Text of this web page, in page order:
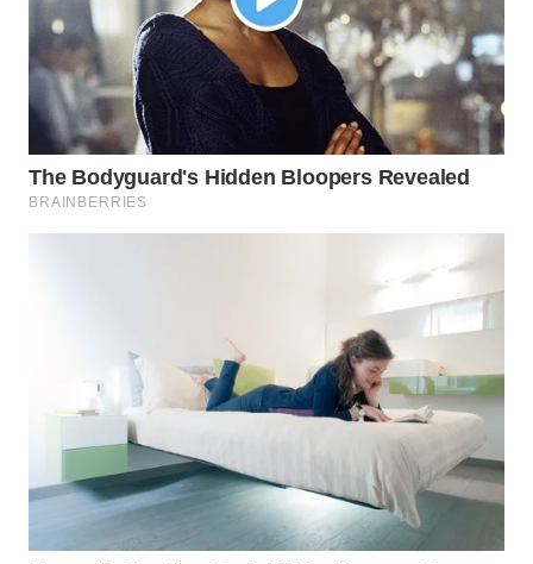
WAHANA
TV
WAHANANEWS
ID
WAHANA
WAHANA